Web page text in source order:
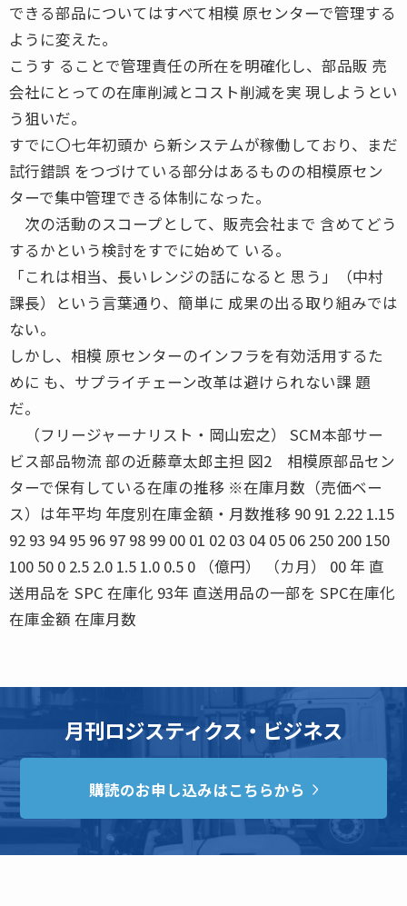
できる部品についてはすべて相模 原センターで管理する
ように変えた。
こうす ることで管理責任の所在を明確化し、部品販 売
会社にとっての在庫削減とコスト削減を実 現しようとい
う狙いだ。
すでに〇七年初頭か ら新システムが稼働しており、まだ
試行錯誤 をつづけている部分はあるものの相模原セン
ターで集中管理できる体制になった。
次の活動のスコープとして、販売会社まで 含めてどう
するかという検討をすでに始めて いる。
「これは相当、長いレンジの話になると 思う」（中村
課長）という言葉通り、簡単に 成果の出る取り組みでは
ない。
しかし、相模 原センターのインフラを有効活用するた
めに も、サプライチェーン改革は避けられない課 題
だ。
（フリージャーナリスト・岡山宏之） SCM本部サー
ビス部品物流 部の近藤章太郎主担 図2 相模原部品セン
ターで保有している在庫の推移 ※在庫月数（売価ベー
ス）は年平均 年度別在庫金額・月数推移 90 91 2.22 1.15
92 93 94 95 96 97 98 99 00 01 02 03 04 05 06 250 200 150
100 50 0 2.5 2.0 1.5 1.0 0.5 0 （億円） （カ月） 00 年 直
送用品を SPC 在庫化 93年 直送用品の一部を SPC在庫化
在庫金額 在庫月数
月刊ロジスティクス・ビジネス
購読のお申し込みはこちらから